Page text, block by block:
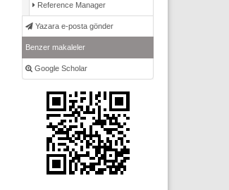
Reference Manager
Yazara e-posta gönder
Benzer makaleler
Google Scholar